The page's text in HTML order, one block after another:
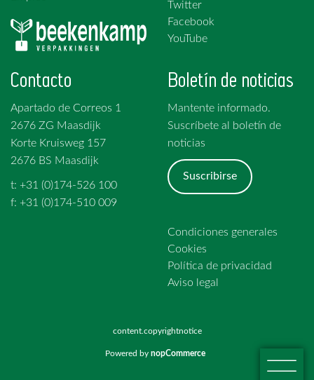
Twitter
Facebook
YouTube
Contacto
Apartado de Correos 1
2676 ZG Maasdijk
Korte Kruisweg 157
2676 BS Maasdijk
t: +31 (0)174-526 100
f: +31 (0)174-510 009
Boletín de noticias
Mantente informado.
Suscríbete al boletín de
noticias
Suscribirse
Condiciones generales
Cookies
Política de privacidad
Aviso legal
content.copyrightnotice
Powered by nopCommerce